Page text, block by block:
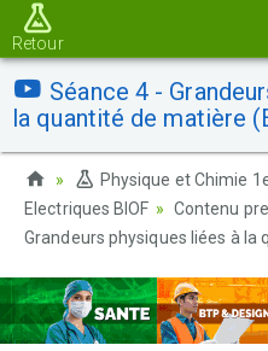
Retour
Séance 4 -
la quantité de matière
Physique et Chimie
Electriques BIOF
Contenu
Grandeurs physiques liées à la